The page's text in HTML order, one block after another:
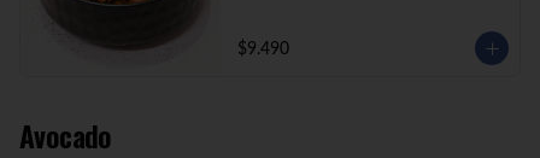
$9.490
Avocado